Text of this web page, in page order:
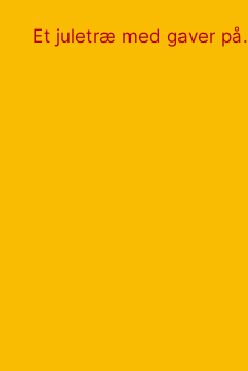
Et juletræ med gaver på.